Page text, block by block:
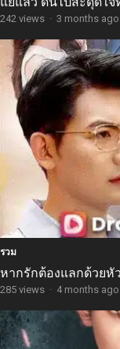
242 views · 3 months ago
รวม
หากรักต้องแลกด้วยหัว
285 views · 4 months ago